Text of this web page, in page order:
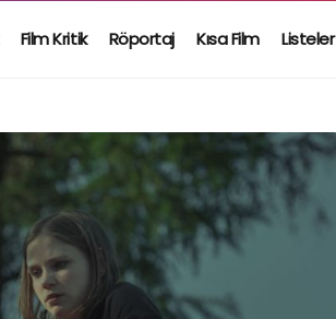
Film Kritik Röportaj Kısa Film Listeler